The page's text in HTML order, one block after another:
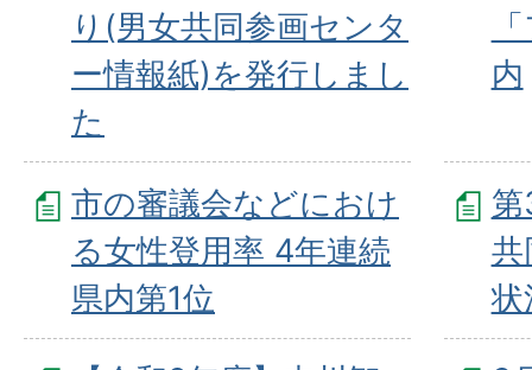
り(男女共同参画センタ
ー情報紙)を発行しまし
た
内
市の審議会などにおけ
る女性登用率 4年連続
県内第1位
共
状